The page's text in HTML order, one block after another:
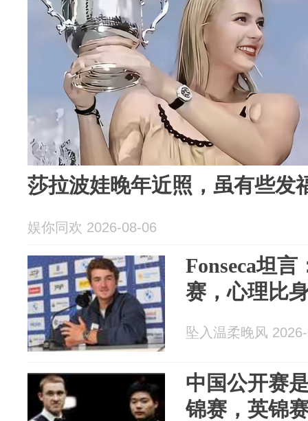
莎拉波娃晚年近照，虽有些发
娱你同欢 2026-08-06
Fonseca坦言
赛，心理比
坠入温柔晚风
中国公开赛
锦赛，英锦